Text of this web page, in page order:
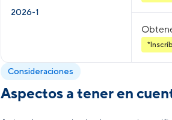
2026-1
Consideraciones
Aspectos a tener en